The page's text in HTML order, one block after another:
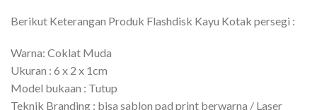
Berikut Keterangan Produk Flashdisk Kayu Kotak persegi :
Warna: Coklat Muda
Ukuran : 6 x 2 x 1cm
Model bukaan : Tutup
Teknik Branding : bisa sablon pad print berwarna / Laser